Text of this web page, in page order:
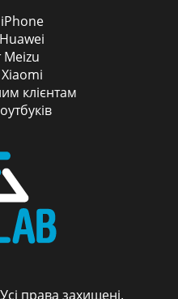
клієнтам
права захищені.